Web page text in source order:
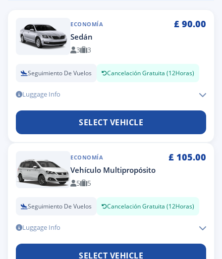
ECONOMÍA £ 90.00
Sedán
3 3
Seguimiento De Vuelos Cancelación Gratuita (12Horas)
Luggage Info
SELECT VEHICLE
ECONOMÍA £ 105.00
Vehículo Multipropósito
5 5
Seguimiento De Vuelos Cancelación Gratuita (12Horas)
Luggage Info
SELECT VEHICLE